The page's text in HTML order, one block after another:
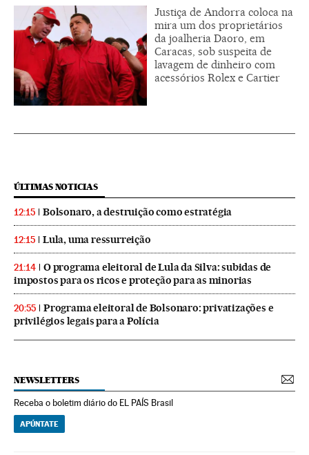
Justiça de Andorra coloca na
mira um dos proprietários
da joalheria Daoro, em
Caracas, sob suspeita de
lavagem de dinheiro com
acessórios Rolex e Cartier
ÚLTIMAS NOTICIAS
12:15 Bolsonaro, a destruição como estratégia
12:15 Lula, uma ressurreição
21:14
O programa eleitoral de Lula da Silva: subidas de
impostos para os ricos e proteção para as minorias
20:55
Programa eleitoral de Bolsonaro: privatizações e
privilégios legais para a Polícia
NEWSLETTERS
Receba o boletim diário do EL PAÍS Brasil
APÚNTATE